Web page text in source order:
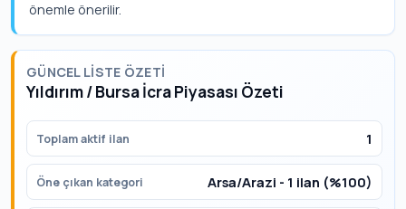
önemle önerilir.
GÜNCEL LISTE ÖZETI
Yıldırım / Bursa İcra Piyasası Özeti
Toplam aktif ilan 1
Öne çıkan kategori Arsa/Arazi - 1 ilan (%100)